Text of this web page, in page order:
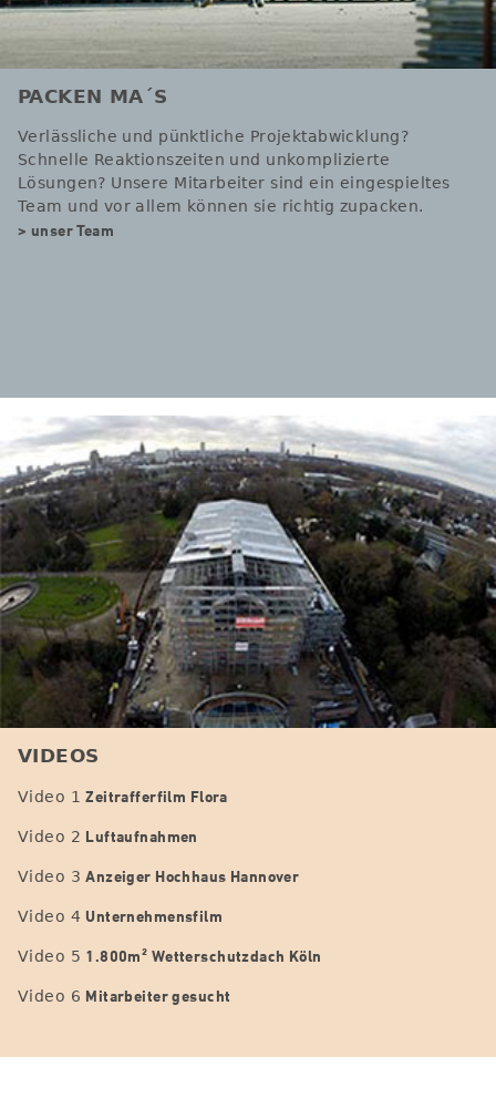
PACKEN MA´S
Verlässliche und pünktliche Projektabwicklung?
Schnelle Reaktionszeiten und unkomplizierte
Lösungen? Unsere Mitarbeiter sind ein eingespieltes
Team und vor allem können sie richtig zupacken.
> unser Team
VIDEOS
Video 1Zeitrafferfilm Flora
Video 2 Luftaufnahmen
Video 3Anzeiger Hochhaus Hannover
Video 4 Unternehmensfilm
Video 5 1.800m² Wetterschutzdach Köln
Video 6 Mitarbeiter gesucht